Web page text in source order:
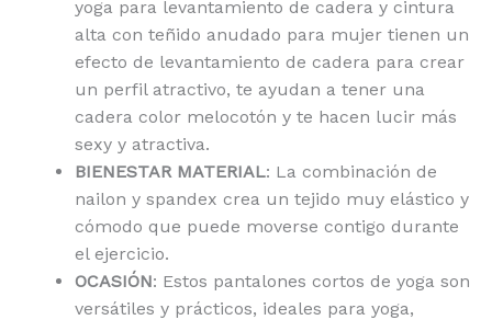
yoga para levantamiento de cadera y cintura
alta con teñido anudado para mujer tienen un
efecto de levantamiento de cadera para crear
un perfil atractivo, te ayudan a tener una
cadera color melocotón y te hacen lucir más
sexy y atractiva.
BIENESTAR MATERIAL: La combinación de
nailon y spandex crea un tejido muy elástico y
cómodo que puede moverse contigo durante
el ejercicio.
OCASIÓN: Estos pantalones cortos de yoga son
versátiles y prácticos, ideales para yoga,